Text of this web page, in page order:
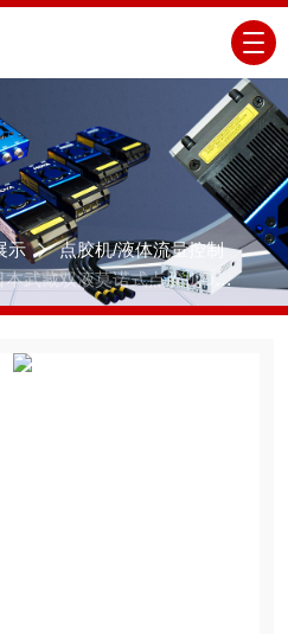
示
点胶机/液体流量控制
本武藏双液莫诺式点胶机DUA